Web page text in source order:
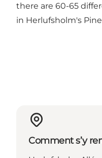
there are 60-65
in Herlufsholm's
Comment s’y